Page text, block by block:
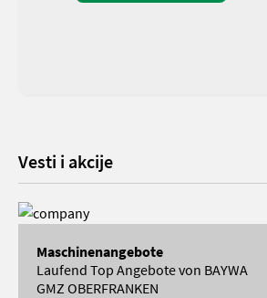
Vesti i akcije
Maschinenangebote
Laufend Top Angebote von BAYWA
GMZ OBERFRANKEN